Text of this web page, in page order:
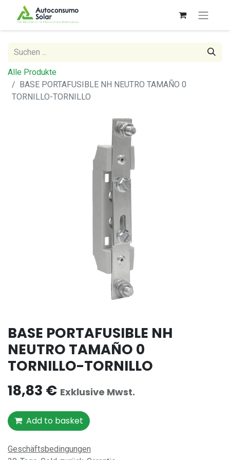
Alle Produkte
BASE PORTAFUSIBLE NH NEUTRO TAMAÑO 0
TORNILLO-TORNILLO
BASE PORTAFUSIBLE NH
NEUTRO TAMAÑO 0
TORNILLO-TORNILLO
18,83 € Exklusive Mwst.
Add to basket
Geschäftsbedingungen